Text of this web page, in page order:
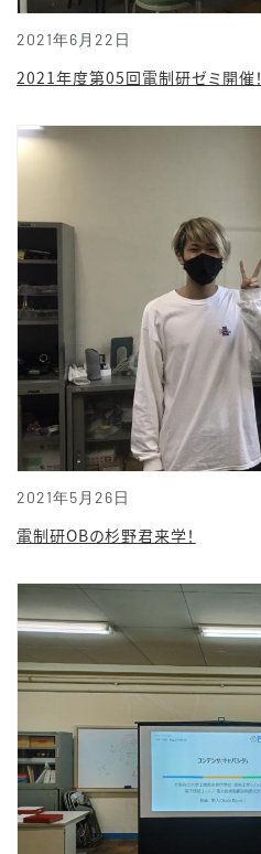
2021年6月22日
2021年度第05回電制研ゼミ開催！
2021年5月26日
電制研OBの杉野君来学！